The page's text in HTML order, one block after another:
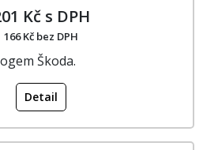
Kč s DPH
166 Kč bez DPH
Škoda.
Detail